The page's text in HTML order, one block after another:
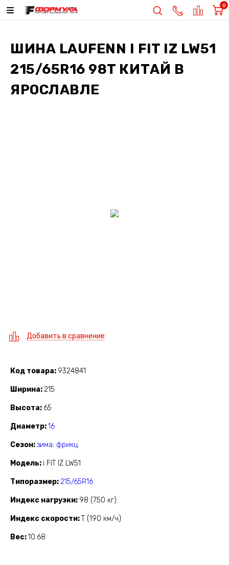
0
ШИНА LAUFENN I FIT IZ LW51
215/65R16 98T КИТАЙ В
ЯРОСЛАВЛЕ
Добавить в сравнение
Код товара 9324841
Ширина 215
Высота 65
Диаметр 16
Сезон зима: фрикц.
Модель i FIT IZ LW51
Типоразмер 215/65R16
Индекс нагрузки 98 (750 кг)
Индекс скорости T (190 км/ч)
Вес 10.68